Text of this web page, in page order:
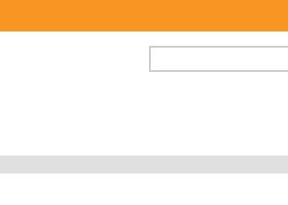
FORMULAIRE DE